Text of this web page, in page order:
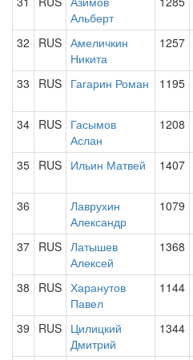
Альберт
32 RUS Амеличкин
Никита
1257
33 RUS Гагарин Роман 1195
34 RUS Гасымов
Аслан
1208
35 RUS Ильин Матвей 1407
36
Лаврухин
Александр
1079
37 RUS Латышев
Алексей
1368
38 RUS Харанутов
Павел
1144
39 RUS Цилицкий
Дмитрий
1344